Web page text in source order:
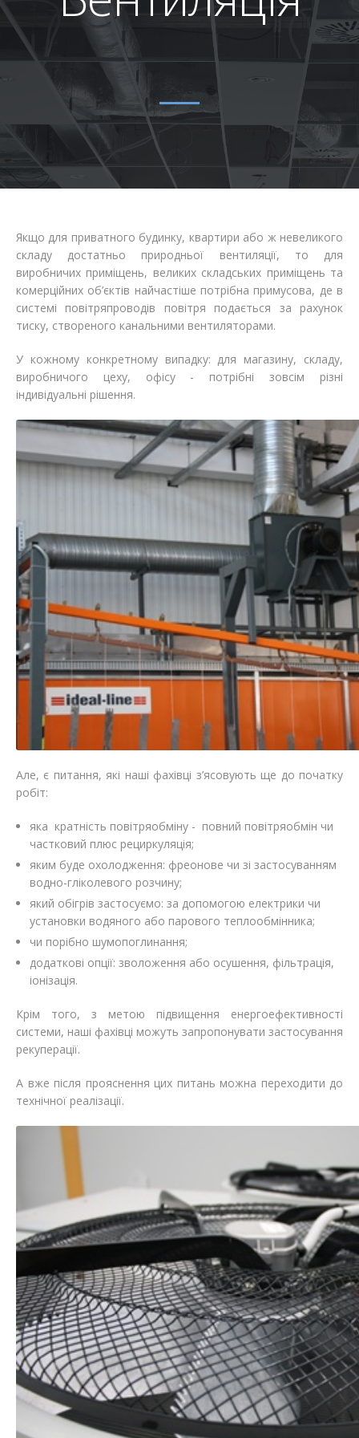
Ліцензії, сертифікати, дипломи
Вакансії
Автоматизація
Сервіс
Модернізація
Якщо для приватного будинку, квартири або ж невеликого
складу достатньо природньої вентиляції, то для
виробничих приміщень, великих складських приміщень та
комерційних об’єктів найчастіше потрібна примусова, де в
системі повітряпроводів повітря подається за рахунок
тиску, створеного канальними вентиляторами.
У кожному конкретному випадку: для магазину, складу,
виробничого цеху, офісу - потрібні зовсім різні
індивідуальні рішення.
Але, є питання, які наші фахівці з’ясовують ще до початку
робіт:
яка кратність повітряобміну - повний повітряобмін чи
частковий плюс рециркуляція;
яким буде охолодження: фреонове чи зі застосуванням
водно-гліколевого розчину;
який обігрів застосуємо: за допомогою електрики чи
установки водяного або парового теплообмінника;
чи порібно шумопоглинання;
додаткові опції: зволоження або осушення, фільтрація,
іонізація.
Крім того, з метою підвищення енергоефективності
системи, наші фахівці можуть запропонувати застосування
рекуперації.
А вже після прояснення цих питань можна переходити до
технічної реалізації.